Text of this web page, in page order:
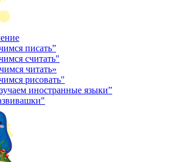
писать”
считать"
читать»
рисовать"
иностранные языки”